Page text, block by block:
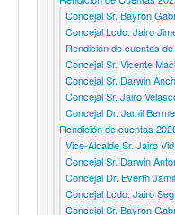
Concejal Sr. Bayron
Concejal Lcdo. Jairo
Rendición de cuentas
Concejal Sr. Vicente
Concejal Sr. Darwin
Concejal Sr. Jairo
Concejal Dr. Jamil
Rendición de cuentas
Vice-Alcalde Sr. Jairo
Concejal Sr. Darwin
Concejal Dr. Everth
Concejal Lcdo. Jairo
Concejal Sr. Bayron